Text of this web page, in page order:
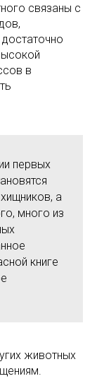
связаны с
в
первых
а
много из
книге
животных